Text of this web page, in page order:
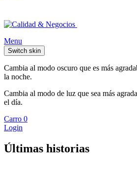
Menu
Switch skin
Cambia al modo oscuro que es más
la noche.
Cambia al modo de luz que sea más
el día.
Carro 0
Login
Últimas historias